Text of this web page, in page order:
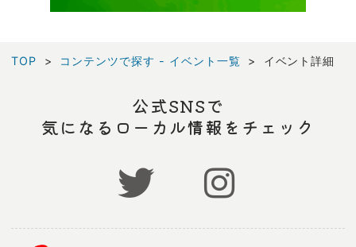
TOP コンテンツで探す - イベント一覧 イベント詳細
公式SNSで
気になるローカル情報をチェック